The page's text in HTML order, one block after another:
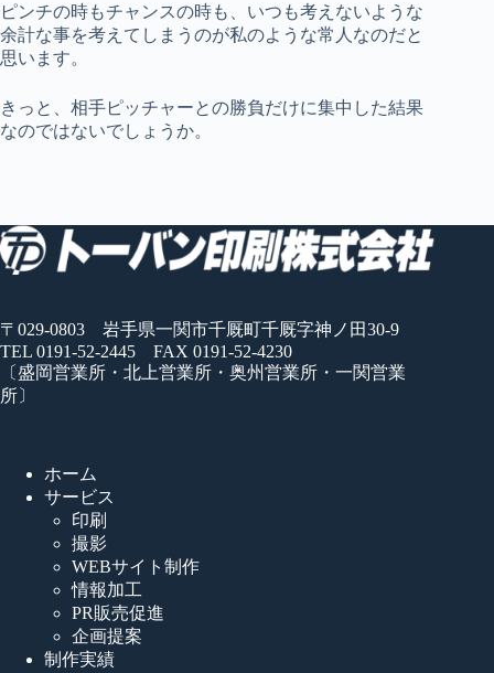
ピンチの時もチャンスの時も、いつも考えないような
余計な事を考えてしまうのが私のような常人なのだと
思います。
きっと、相手ピッチャーとの勝負だけに集中した結果
なのではないでしょうか。
〒029-0803 岩手県一関市千厩町千厩字神ノ田30-9
TEL 0191-52-2445 FAX 0191-52-4230
〔盛岡営業所・北上営業所・奥州営業所・一関営業
所〕
ホーム
サービス
印刷
撮影
WEBサイト制作
情報加工
PR販売促進
企画提案
制作実績